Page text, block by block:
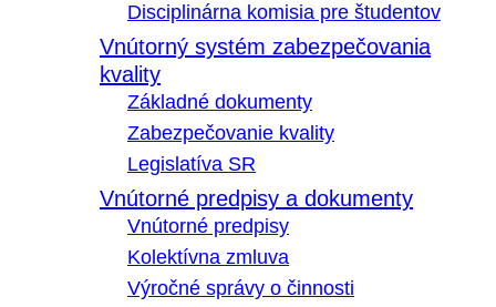
Disciplinárna komisia pre študentov
Vnútorný systém zabezpečovania
kvality
Základné dokumenty
Zabezpečovanie kvality
Legislatíva SR
Vnútorné predpisy a dokumenty
Vnútorné predpisy
Kolektívna zmluva
Výročné správy o činnosti